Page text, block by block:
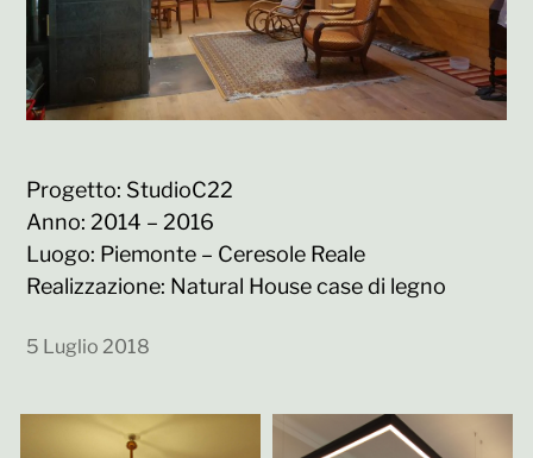
Progetto: StudioC22
Anno: 2014 – 2016
Luogo: Piemonte – Ceresole Reale
Realizzazione: Natural House case di legno
5 Luglio 2018